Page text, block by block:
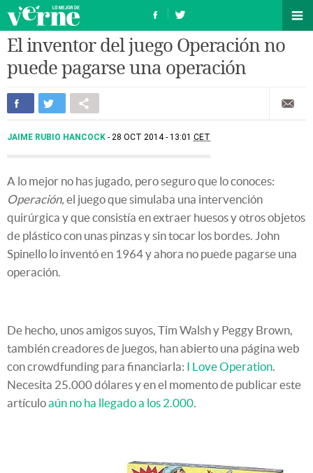
El inventor del juego Operación no
puede pagarse una operación
JAIME RUBIO HANCOCK 28 OCT 2014 - 13:01 CET
A lo mejor no has jugado, pero seguro que lo conoces:
Operación, el juego que simulaba una intervención
quirúrgica y que consistía en extraer huesos y otros objetos
de plástico con unas pinzas y sin tocar los bordes. John
Spinello lo inventó en 1964 y ahora no puede pagarse una
operación.
De hecho, unos amigos suyos, Tim Walsh y Peggy Brown,
también creadores de juegos, han abierto una página web
con crowdfunding para financiarla: I Love Operation.
Necesita 25.000 dólares y en el momento de publicar este
artículoaún no ha llegado a los 2.000.